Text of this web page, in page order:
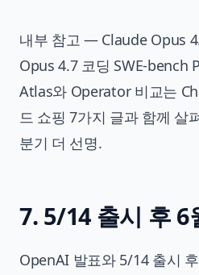
내부 참고 — Claude Opus
Opus 4.7 코딩 SWE-bench
Atlas와 Operator 비교는
드 쇼핑 7가지 글과 함께 살
분기 더 선명.
7. 5/14 출시 후 6
OpenAI 발표와 5/14 출시